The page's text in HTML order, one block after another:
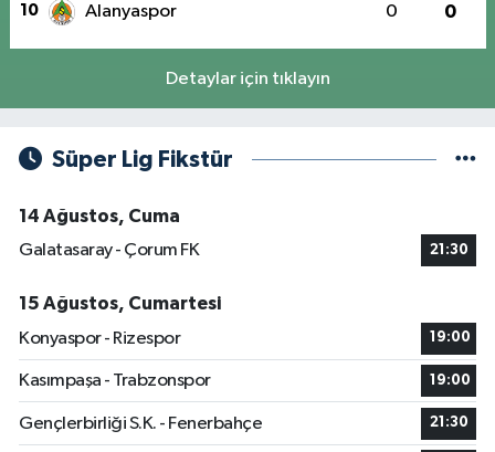
10 Alanyaspor 0 0
Detaylar için tıklayın
Süper Lig Fikstür
14 Ağustos, Cuma
Galatasaray - Çorum FK
21:30
15 Ağustos, Cumartesi
Konyaspor - Rizespor
19:00
Kasımpaşa - Trabzonspor 19:00
Gençlerbirliği S.K. - Fenerbahçe 21:30